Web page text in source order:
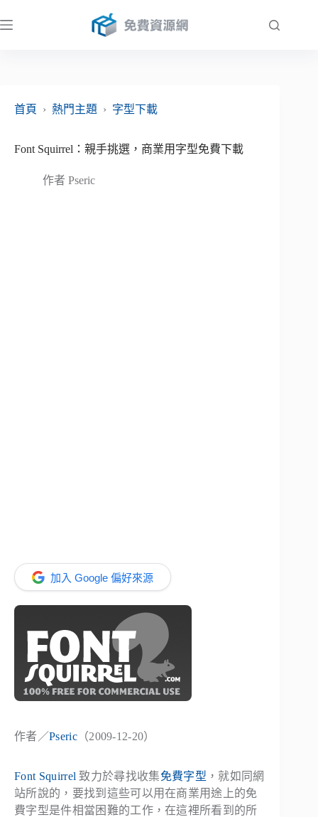
至
首頁
› 熱門主題 › 字型下載
Font Squirrel：親手挑選，商業用字型免費下載
作者 Pseric
加入 Google 偏好來源
作者／Pseric（2009-12-20）
Font Squirrel 致力於尋找收集免費字型 ，就如同網
站所說的，要找到這些可以用在商業用途上的免
費字型是件相當困難的工作，在這裡所看到的所